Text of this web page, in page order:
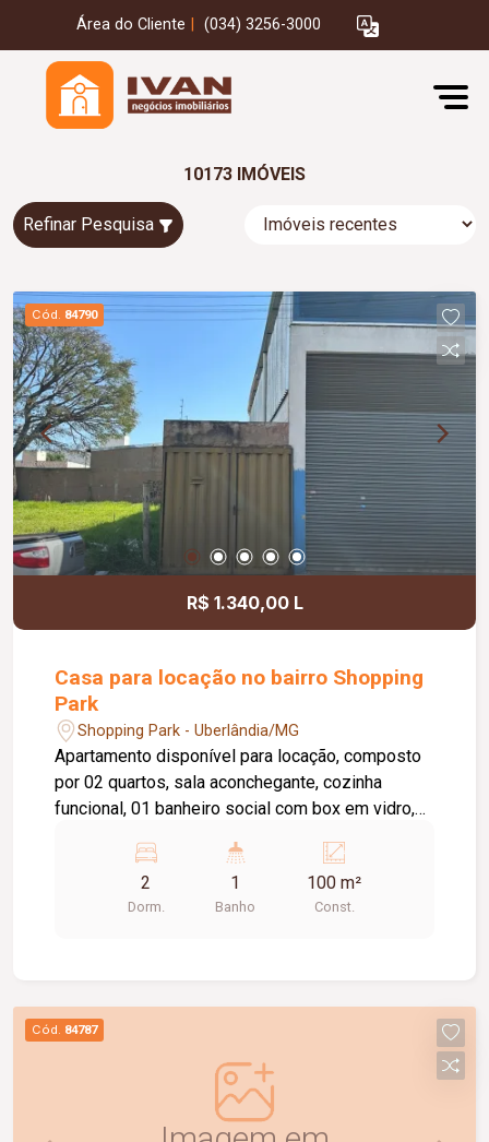
Área do Cliente (034) 3256-3000
10173 IMÓVEIS
Refinar Pesquisa
Cód. 84790
R$ 1.340,00 L
Casa para locação no bairro Shopping
Park
Shopping Park - Uberlândia/MG
Apartamento disponível para locação, composto
por 02 quartos, sala aconchegante, cozinha
funcional, 01 banheiro social com box em vidro,
oferece um ambiente prático e confortável,
sendo uma excelente opção para quem busca
comodidade e funcionalidade no dia a dia.
2
Dorm.
1
Banho
100 m²
Const.
Cód. 84787